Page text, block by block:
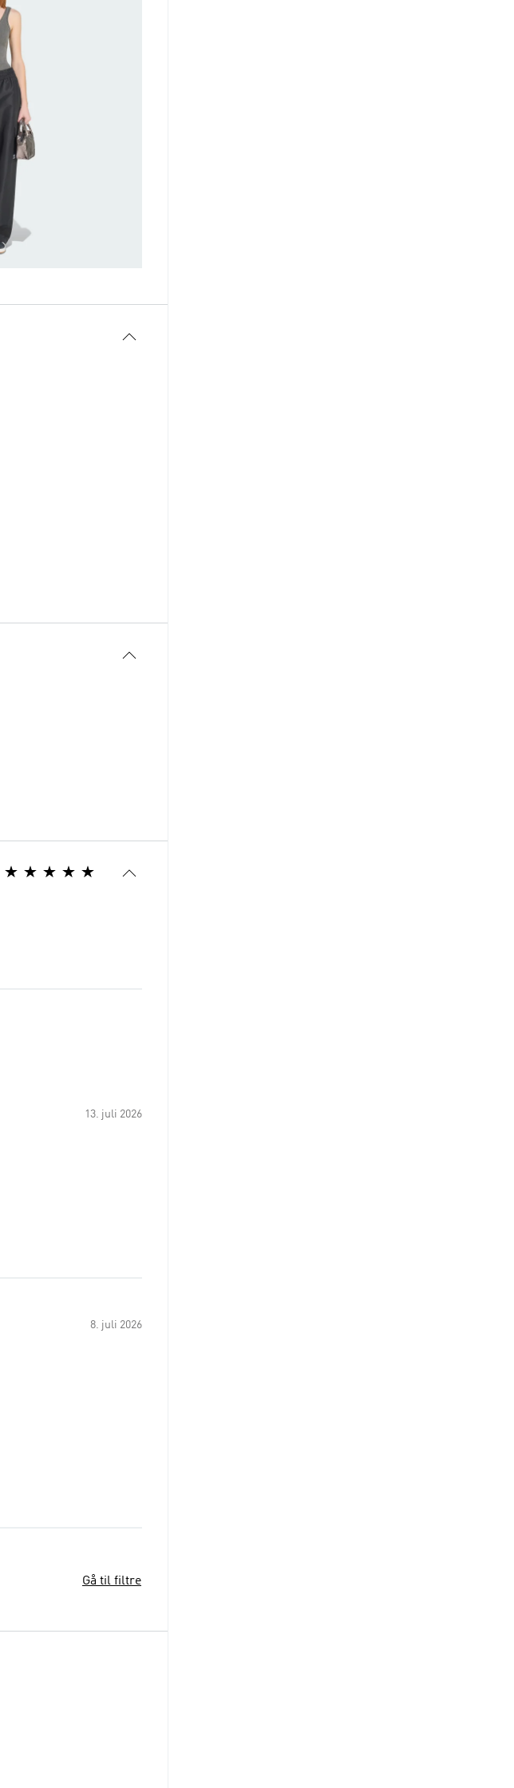
13. juli 2026
8. juli 2026
Gå til filtre